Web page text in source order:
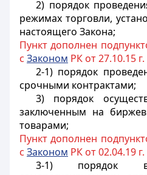
2) порядок
режимах торговли,
настоящего Закона;
Пункт дополнен
с Законом РК от 27.10.15
2-1) порядок
срочными контрактами;
3) порядок
заключенным на
товарами;
Пункт дополнен
с Законом РК от 02.04.19
3-1) порядок